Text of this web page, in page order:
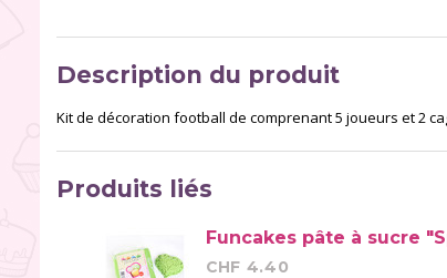
Description du produit
Kit de décoration football de comprenant 5 joueurs et 2
Produits liés
Funcakes pâte à sucre
CHF 4.40